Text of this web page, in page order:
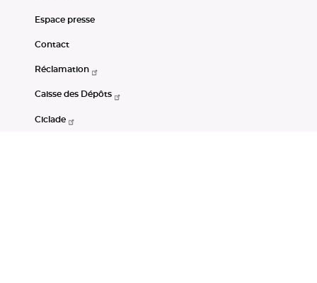
Espace presse
Contact
Réclamation
Caisse des Dépôts
Ciclade